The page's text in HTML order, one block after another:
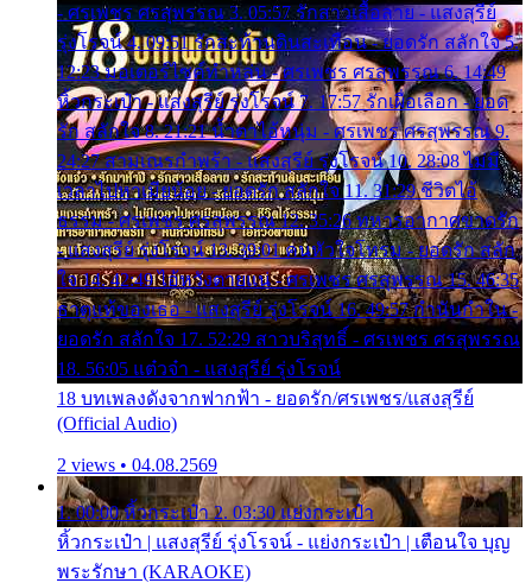
- ศรเพชร ศรสุพรรณ 3. 05:57 รักสาวเสื้อลาย - แสงสุรีย์
รุ่งโรจน์ 4. 09:51 รักสะท้านดินสะเทือน - ยอดรัก สลักใจ 5.
12:23 มอเตอร์ไซค์ทำหล่น - ศรเพชร ศรสุพรรณ 6. 14:49
หิ้วกระเป๋า - แสงสุรีย์ รุ่งโรจน์ 7. 17:57 รักเผื่อเลือก - ยอด
รัก สลักใจ 8. 21:21 น้ำตาไอ้หนุ่ม - ศรเพชร ศรสุพรรณ 9.
24:27 สามเณรกำพร้า - แสงสุรีย์ รุ่งโรจน์ 10. 28:08 ไม่มี
เวลาไปหาเมียน้อย - ยอดรัก สลักใจ 11. 31:29 ชีวิตไอ้
ธรรม - ศรเพชร ศรสุพรรณ 12. 35:26 ทหารอากาศขาดรัก
- แสงสุรีย์ รุ่งโรจน์ 13. 39:01 คนหัวใจโทรม - ยอดรัก สลัก
ใจ 14. 42:49 ไอ้หวังตายแน่ - ศรเพชร ศรสุพรรณ 15. 46:35
ธาตุแท้ของเธอ - แสงสุรีย์ รุ่งโรจน์ 16. 49:57 กำนันกำใน -
ยอดรัก สลักใจ 17. 52:29 สาวบริสุทธิ์ - ศรเพชร ศรสุพรรณ
18. 56:05 แต๋วจ๋า - แสงสุรีย์ รุ่งโรจน์
18 บทเพลงดังจากฟากฟ้า - ยอดรัก/ศรเพชร/แสงสุรีย์
(Official Audio)
2 views • 04.08.2569
1. 00:00 หิ้วกระเป๋า 2. 03:30 แย่งกระเป๋า
หิ้วกระเป๋า | แสงสุรีย์ รุ่งโรจน์ - แย่งกระเป๋า | เตือนใจ บุญ
พระรักษา (KARAOKE)